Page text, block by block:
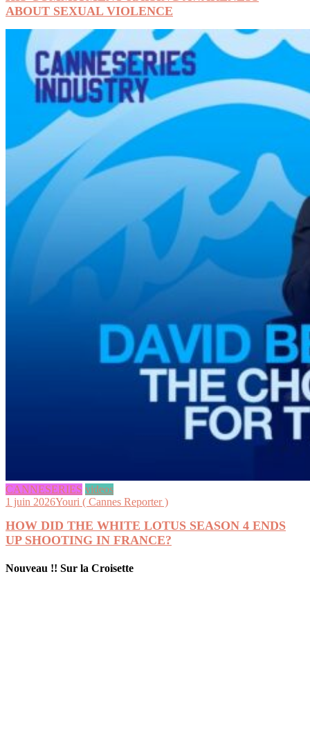
ABOUT SEXUAL VIOLENCE
CANNESERIES videos
1 juin 2026Youri ( Cannes Reporter )
HOW DID THE WHITE LOTUS SEASON 4 ENDS
UP SHOOTING IN FRANCE?
Nouveau !! Sur la Croisette